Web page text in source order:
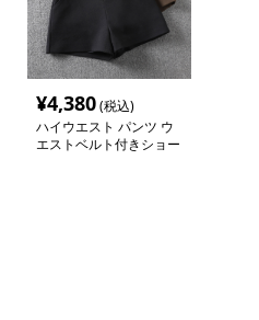
¥4,380(税込)
ハイウエスト パンツ ウ
エストベルト付きショー